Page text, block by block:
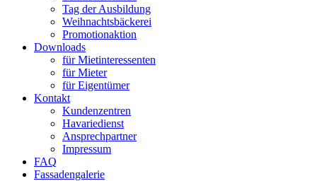
Tag der Ausbildung
Weihnachtsbäckerei
Promotionaktion
Downloads
für Mietinteressenten
für Mieter
für Eigentümer
Kontakt
Kundenzentren
Havariedienst
Ansprechpartner
Impressum
FAQ
Fassadengalerie